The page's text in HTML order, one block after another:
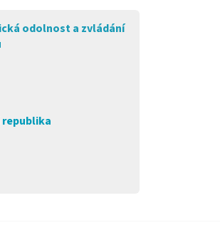
odolnost a zvládání
republika